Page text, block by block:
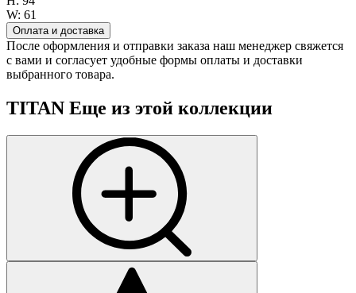
W: 61
Оплата и доставка
После оформления и отправки заказа наш менеджер свяжется
с вами и согласует удобные формы оплаты и доставки
выбранного товара.
TITAN Еще из этой коллекции